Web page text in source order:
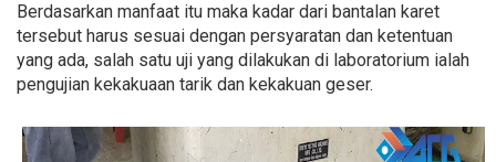
Berdasarkan manfaat itu maka kadar dari bantalan karet
tersebut harus sesuai dengan persyaratan dan ketentuan
yang ada, salah satu uji yang dilakukan di laboratorium ialah
pengujian kekakuaan tarik dan kekakuan geser.